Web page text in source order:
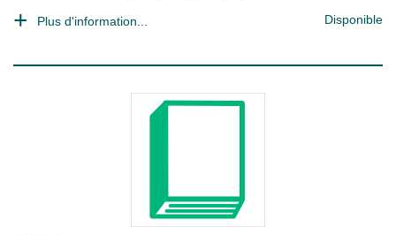
Plus d'information... Disponible